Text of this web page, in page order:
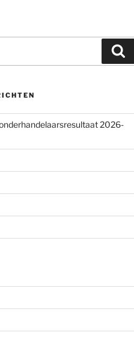
2026-